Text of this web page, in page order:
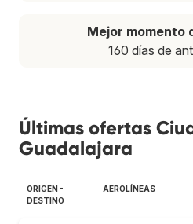
Mejor momento
160 días de
Últimas ofertas
Guadalajara
ORIGEN -
DESTINO
AEROLÍNEAS